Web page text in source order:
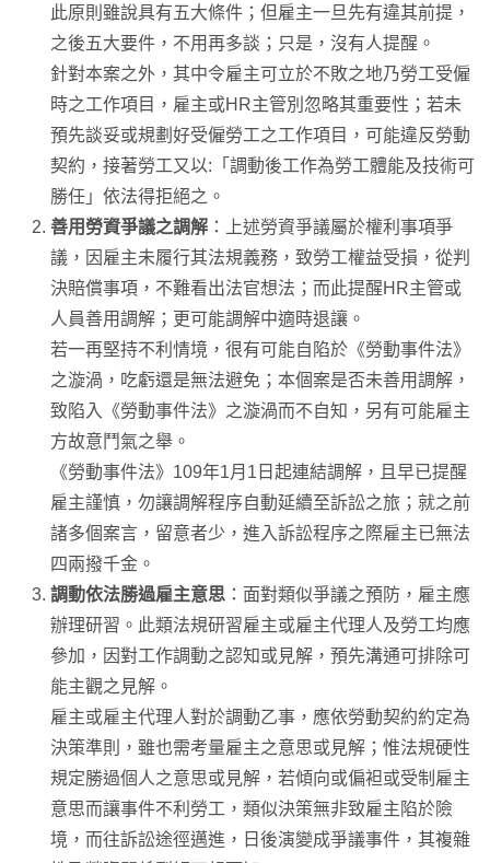
此原則雖說具有五大條件；但雇主一旦先有違其前提，
之後五大要件，不用再多談；只是，沒有人提醒。
針對本案之外，其中令雇主可立於不敗之地乃勞工受僱
時之工作項目，雇主或HR主管別忽略其重要性；若未
預先談妥或規劃好受僱勞工之工作項目，可能違反勞動
契約，接著勞工又以:「調動後工作為勞工體能及技術可
勝任」依法得拒絕之。
善用勞資爭議之調解 ：上述勞資爭議屬於權利事項爭
議，因雇主未履行其法規義務，致勞工權益受損，從判
決賠償事項，不難看出法官想法；而此提醒HR主管或
人員善用調解；更可能調解中適時退讓。
若一再堅持不利情境，很有可能自陷於《勞動事件法》
之漩渦，吃虧還是無法避免；本個案是否未善用調解，
致陷入《勞動事件法》之漩渦而不自知，另有可能雇主
方故意鬥氣之舉。
《勞動事件法》109年1月1日起連結調解，且早已提醒
雇主謹慎，勿讓調解程序自動延續至訴訟之旅；就之前
諸多個案言，留意者少，進入訴訟程序之際雇主已無法
四兩撥千金。
調動依法勝過雇主意思 ：面對類似爭議之預防，雇主應
辦理研習。此類法規研習雇主或雇主代理人及勞工均應
參加，因對工作調動之認知或見解，預先溝通可排除可
能主觀之見解。
雇主或雇主代理人對於調動乙事，應依勞動契約約定為
決策準則，雖也需考量雇主之意思或見解；惟法規硬性
規定勝過個人之意思或見解，若傾向或偏袒或受制雇主
意思而讓事件不利勞工，類似決策無非致雇主陷於險
境，而往訴訟途徑邁進，日後演變成爭議事件，其複雜